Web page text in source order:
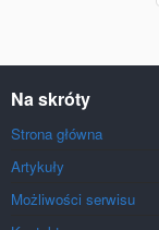
Na skróty
Strona główna
Artykuły
Możliwości serwisu